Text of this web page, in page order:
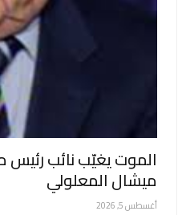
الموت يغيّب نائب
ميشال المعلولي
أغسطس 5, 2026